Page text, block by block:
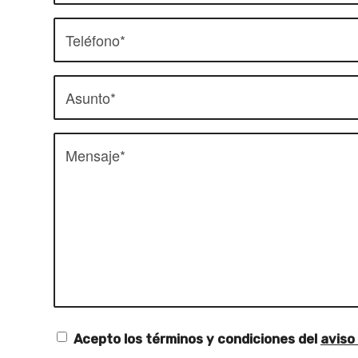
Acepto los términos y condiciones del aviso